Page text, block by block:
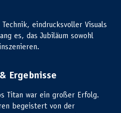
eindrucksvoller Visuals
es, das Jubiläum sowohl
Ergebnisse
Titan war ein großer Erfolg.
begeistert von der